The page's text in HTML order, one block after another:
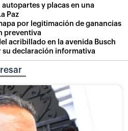
y placas en una
Paz
por legitimación de ganancias
preventiva
acribillado en la avenida Busch
su declaración informativa